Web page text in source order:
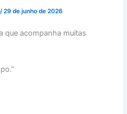
/29 de junho de 2026
que acompanha muitas